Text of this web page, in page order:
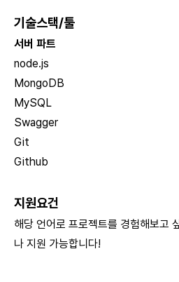
기술스택/툴
서버 파트
node.js
MongoDB
MySQL
Swagger
Git
Github
지원요건
해당 언어로 프로젝트를 경험해보고
나 지원 가능합니다!